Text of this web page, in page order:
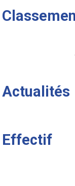
Actualités
Effectif